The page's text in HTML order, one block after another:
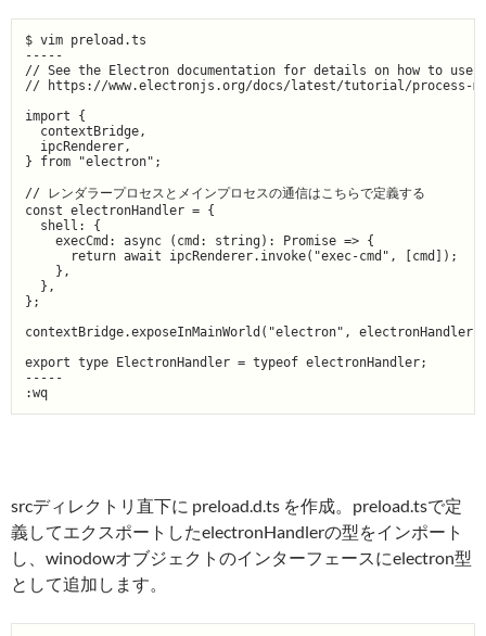
$ vim preload.ts
-----
// See the Electron documentation for details on how to use
// https://www.electronjs.org/docs/latest/tutorial/process-
import {
  contextBridge,
  ipcRenderer,
} from "electron";
// レンダラープロセスとメインプロセスの通信はこちらで定義する
const electronHandler = {
  shell: {
    execCmd: async (cmd: string): Promise => {
      return await ipcRenderer.invoke("exec-cmd", [cmd]);
    },
  },
};
contextBridge.exposeInMainWorld("electron",
export type ElectronHandler = typeof electronHandler;
-----
srcディレクトリ直下に preload.d.ts を作成。preload.tsで定
義してエクスポートしたelectronHandlerの型をインポート
し、winodowオブジェクトのインターフェースにelectron型
として追加します。